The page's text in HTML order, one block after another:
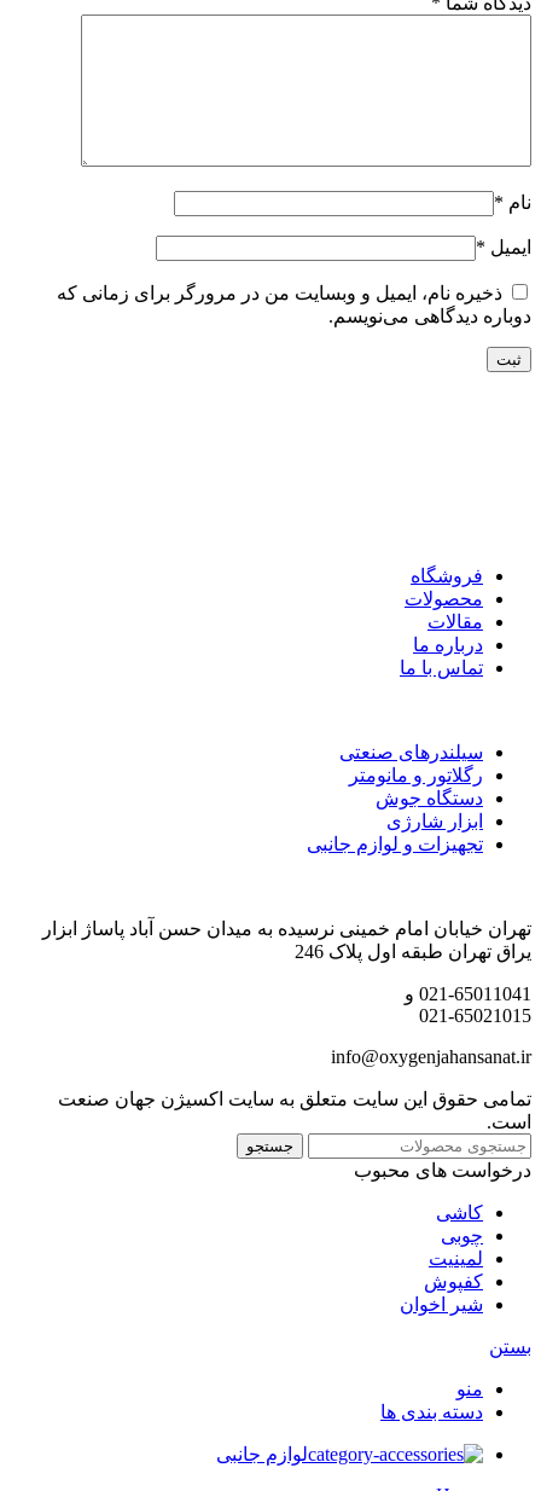
نام *
ایمیل *
ذخیره نام، ایمیل و وبسایت من در مرورگر برای زمانی که
دوباره دیدگاهی می‌نویسم.
فروشگاه
محصولات
مقالات
درباره ما
تماس با ما
سیلندرهای صنعتی
رگلاتور و مانومتر
دستگاه جوش
ابزار شارژی
تجهیزات و لوازم جانبی
تهران خیابان امام خمینی نرسیده به میدان حسن آباد پاساژ ابزار
یراق تهران طبقه اول پلاک 246
021-65011041 و
021-65021015
info@oxygenjahansanat.ir
تمامی حقوق این سایت متعلق به سایت اکسیژن جهان صنعت
است.
جستجو
درخواست های محبوب
کاشی
چوبی
لمینیت
کفپوش
شیر اخوان
بستن
منو
دسته بندی ها
لوازم جانبی